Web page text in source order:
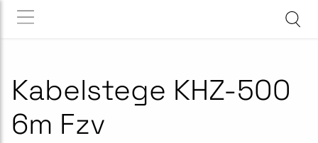
Kabelstege KHZ-500
6m Fzv